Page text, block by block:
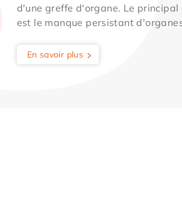
d'une greffe d'organe. Le
est le manque persistant
En savoir plus